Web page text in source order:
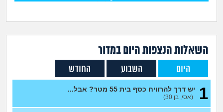
זוגיות
הורות ומשפחה
מתבגרים
חיפוש שאלות
הרשמה השאלות הנצפות היוםבמדור
היום השבוע החודש
1 יש דרך להרוויח כסף בית 55 מטר? אבל...
(אסי, בן 30)